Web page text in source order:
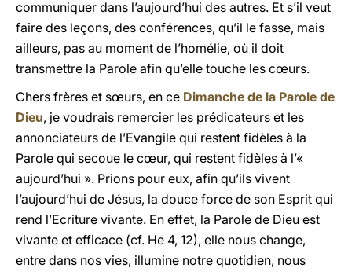
communiquer dans l’aujourd’hui des autres. Et s’il veut
faire des leçons, des conférences, qu’il le fasse, mais
ailleurs, pas au moment de l’homélie, où il doit
transmettre la Parole afin qu’elle touche les cœurs.
Chers frères et sœurs, en ce Dimanche de la Parole de
Dieu, je voudrais remercier les prédicateurs et les
annonciateurs de l’Evangile qui restent fidèles à la
Parole qui secoue le cœur, qui restent fidèles à l’«
aujourd’hui ». Prions pour eux, afin qu’ils vivent
l’aujourd’hui de Jésus, la douce force de son Esprit qui
rend l’Ecriture vivante. En effet, la Parole de Dieu est
vivante et efficace (cf. He 4, 12), elle nous change,
entre dans nos vies, illumine notre quotidien, nous